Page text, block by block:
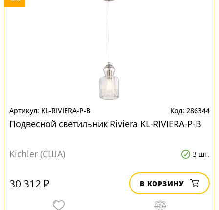
KL-RIVIERA-P-B 286344
Подвесной светильник Riviera KL-RIVIERA-P-B
Kichler (США) 3 шт.
30 312 ₽ В КОРЗИНУ